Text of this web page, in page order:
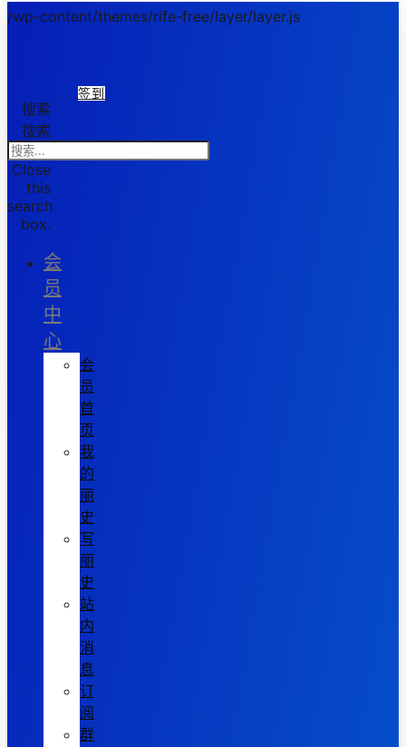
/wp-content/themes/rife-free/layer/layer.js
签到
搜索
搜索
Close
this
search
box.
会
员
中
心
会
员
首
页
我
的
丽
史
写
丽
史
站
内
消
息
订
阅
群